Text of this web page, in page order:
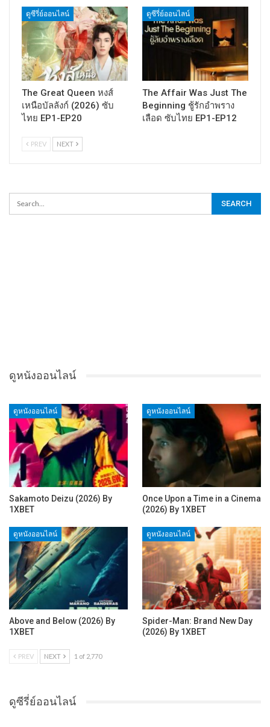
ดูซีรี่ย์ออนไลน์
The Great Queen หงส์
เหนือบัลลังก์ (2026) ซับ
ไทย EP1-EP20
ดูซีรี่ย์ออนไลน์
The Affair Was Just The
Beginning ชู้รักอำพราง
เลือด ซับไทย EP1-EP12
PREV NEXT
ดูหนังออนไลน์
ดูหนังออนไลน์
Sakamoto Deizu (2026) By
1XBET
ดูหนังออนไลน์
Once Upon a Time in a Cinema
(2026) By 1XBET
ดูหนังออนไลน์
Above and Below (2026) By
1XBET
ดูหนังออนไลน์
Spider-Man: Brand New Day
(2026) By 1XBET
PREV NEXT 1 of 2,770
ดูซีรี่ย์ออนไลน์